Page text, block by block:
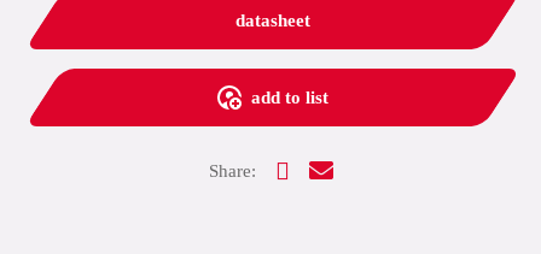
datasheet
add to list
Share: